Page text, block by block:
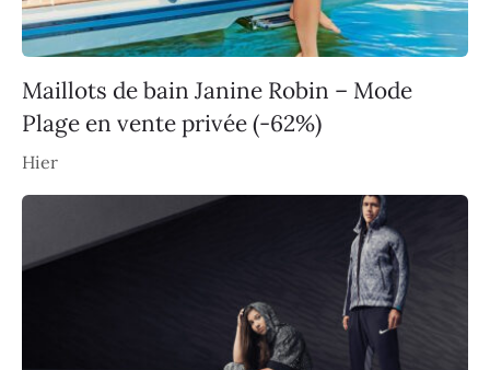
Maillots de bain Janine Robin – Mode
Plage en vente privée (-62%)
Hier